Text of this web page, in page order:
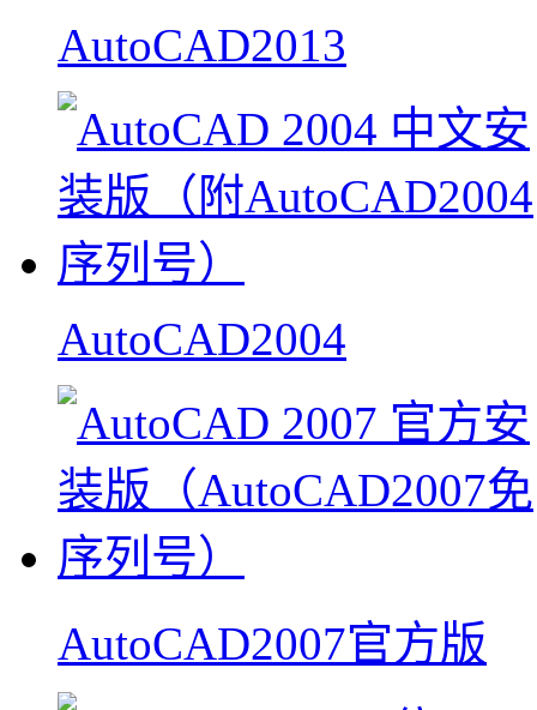
AutoCAD2013
AutoCAD2004
AutoCAD2007官方版